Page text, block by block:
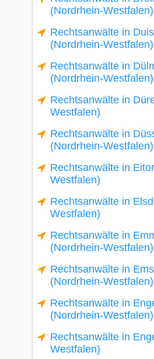
(Nordrhein-Westfalen)
Rechtsanwälte in
(Nordrhein-Westfalen)
Rechtsanwälte in
(Nordrhein-Westfalen)
Rechtsanwälte in
Westfalen)
Rechtsanwälte in
(Nordrhein-Westfalen)
Rechtsanwälte in
Westfalen)
Rechtsanwälte in
Westfalen)
Rechtsanwälte in
(Nordrhein-Westfalen)
Rechtsanwälte in
(Nordrhein-Westfalen)
Rechtsanwälte in
(Nordrhein-Westfalen)
Rechtsanwälte in
Westfalen)